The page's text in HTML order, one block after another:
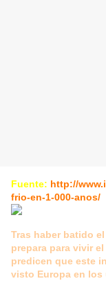
Fuente: http://
frio-en-1-000-anos/
Tras haber batido
prepara para vivir
predicen que este
visto Europa en los